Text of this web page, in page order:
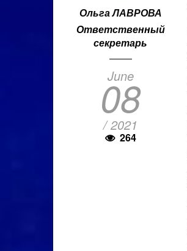
Ольга ЛАВРОВА
Ответственный
секретарь
June
08
/ 2021
264